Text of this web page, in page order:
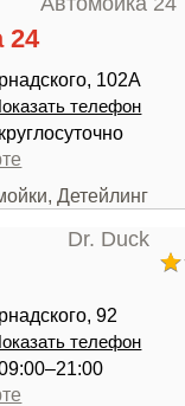
24
102А
телефон
Детейлинг
92
телефон